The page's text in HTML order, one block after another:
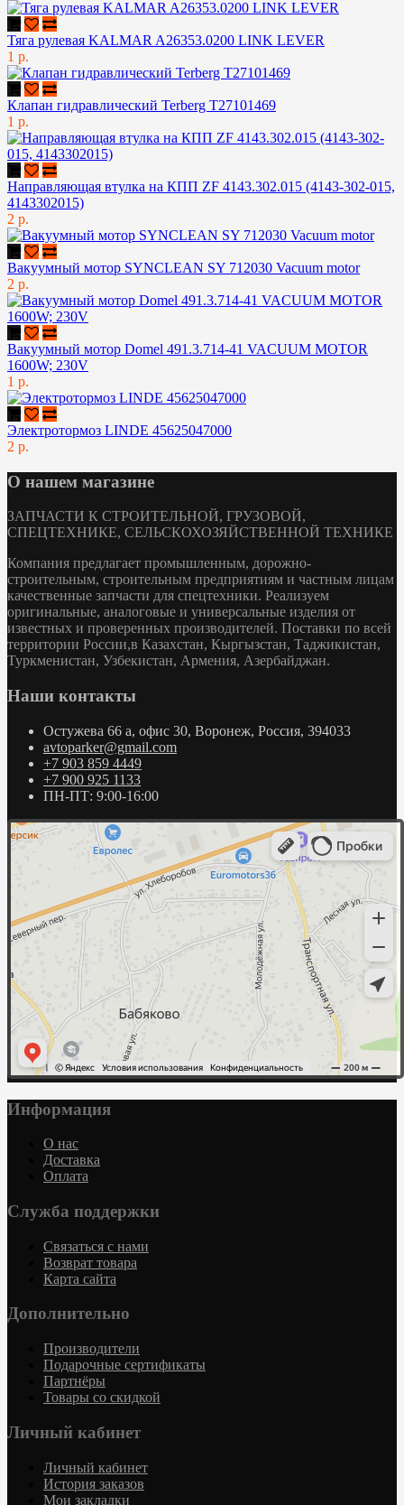
Тяга рулевая KALMAR A26353.0200 LINK LEVER
1 р.
Клапан гидравлический Terberg T27101469
1 р.
Направляющая втулка на КПП ZF 4143.302.015 (4143-302-015,
4143302015)
2 р.
Вакуумный мотор SYNCLEAN SY 712030 Vacuum motor
2 р.
Вакуумный мотор Domel 491.3.714-41 VACUUM MOTOR
1600W; 230V
1 р.
Электротормоз LINDE 45625047000
2 р.
О нашем магазине
ЗАПЧАСТИ К СТРОИТЕЛЬНОЙ, ГРУЗОВОЙ,
СПЕЦТЕХНИКЕ, СЕЛЬСКОХОЗЯЙСТВЕННОЙ ТЕХНИКЕ
Компания предлагает промышленным, дорожно-
строительным, строительным предприятиям и частным лицам
качественные запчасти для спецтехники. Реализуем
оригинальные, аналоговые и универсальные изделия от
известных и проверенных производителей. Поставки по всей
территории России,в Казахстан, Кыргызстан, Таджикистан,
Туркменистан, Узбекистан, Армения, Азербайджан.
Наши контакты
Остужева 66 а, офис 30, Воронеж, Россия, 394033
avtoparker@gmail.com
+7 903 859 4449
+7 900 925 1133
ПН-ПТ: 9:00-16:00
Информация
О нас
Доставка
Оплата
Служба поддержки
Связаться с нами
Возврат товара
Карта сайта
Дополнительно
Производители
Подарочные сертификаты
Партнёры
Товары со скидкой
Личный кабинет
Личный кабинет
История заказов
Мои закладки